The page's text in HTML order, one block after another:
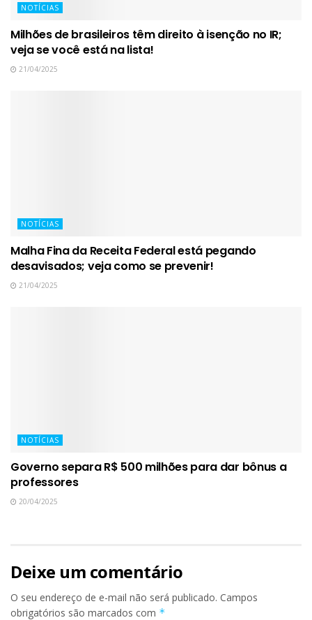
NOTÍCIAS
Milhões de brasileiros têm direito à isenção no IR;
veja se você está na lista!
21/04/2025
NOTÍCIAS
Malha Fina da Receita Federal está pegando
desavisados; veja como se prevenir!
21/04/2025
NOTÍCIAS
Governo separa R$ 500 milhões para dar bônus a
professores
20/04/2025
Deixe um comentário
O seu endereço de e-mail não será publicado. Campos
obrigatórios são marcados com *